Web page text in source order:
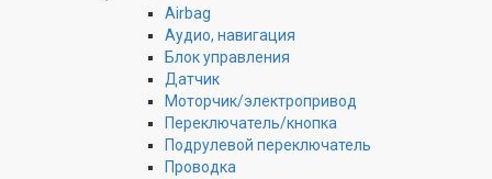
Airbag
Аудио, навигация
Блок управления
Датчик
Моторчик/электропривод
Переключатель/кнопка
Подрулевой переключатель
Проводка